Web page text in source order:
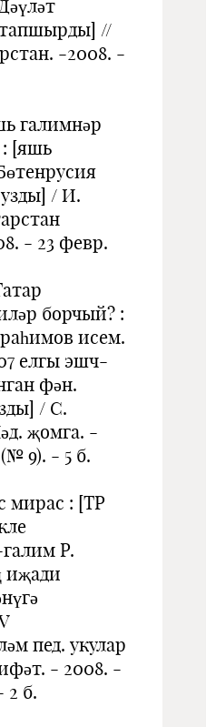
//
-2008. -
галимнәр
[яшь
/ И.
- 23 февр.
борчый? :
исем.
елгы эшч-
фән.
/ С.
җомга. -
9). - 5 б.
мирас : [ТР
Р.
иҗади
пед. укулар
- 2008. -
2 б.